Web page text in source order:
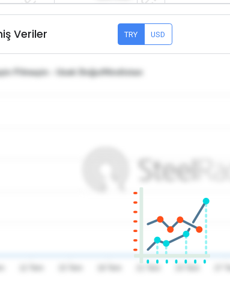
Veriler TRY USD
Filmaşin - Uzak Doğu/Hindistan